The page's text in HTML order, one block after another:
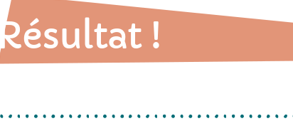
Résultat !